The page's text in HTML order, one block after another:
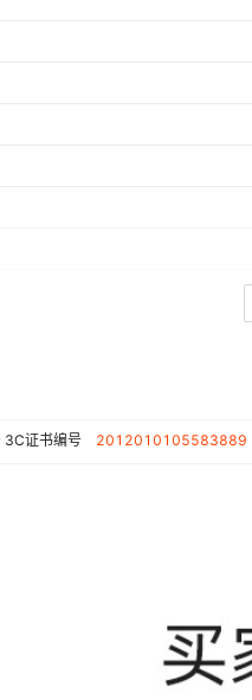
3C证书编号 2012010105583889